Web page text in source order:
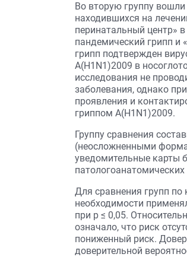
Во вторую группу
находившихся на
перинатальный центр»
пандемический грипп и
грипп подтвержден
А(H1N1)2009 в
исследования не
заболевания, однако
проявления и
гриппом А(H1N1)2009.
Группу сравнения
(неосложненными
уведомительные карты
Для сравнения групп
необходимости
при р ≤ 0,05.
означало, что риск
пониженный риск.
доверительной